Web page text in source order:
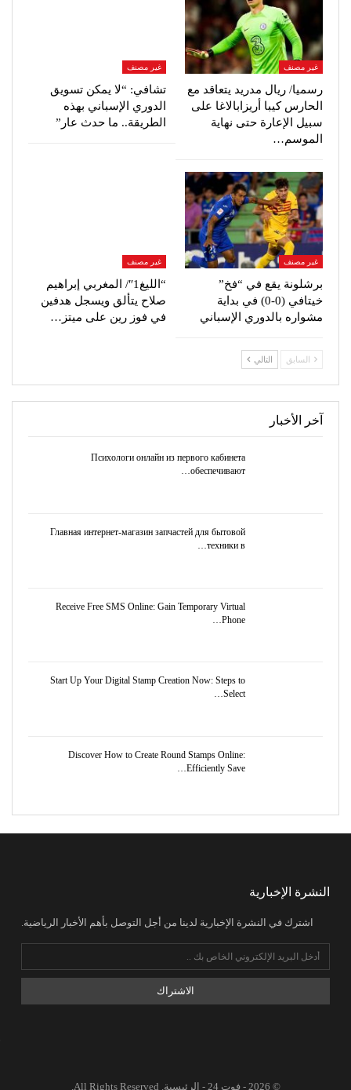
غير مصنف
رسميا/ ريال مدريد يتعاقد مع
الحارس كيبا أريزابالاغا على
سبيل الإعارة حتى نهاية
الموسم…
غير مصنف
تشافي: “لا يمكن تسويق
الدوري الإسباني بهذه
الطريقة.. ما حدث عار”
غير مصنف
برشلونة يقع في “فخ”
خيتافي (0-0) في بداية
مشواره بالدوري الإسباني
غير مصنف
“الليغ1″/ المغربي إبراهيم
صلاح يتألق ويسجل هدفين
في فوز رين على ميتز…
السابق التالي
آخر الأخبار
Психологи онлайн из первого кабинета
обеспечивают…
Главная интернет-магазин запчастей для бытовой
техники в…
Receive Free SMS Online: Gain Temporary Virtual
Phone…
Start Up Your Digital Stamp Creation Now: Steps to
Select…
Discover How to Create Round Stamps Online:
Efficiently Save…
النشرة الإخبارية
اشترك في النشرة الإخبارية لدينا من أجل التوصل بأهم الأخبار الرياضية.
الاشتراك
© 2026 - فوت 24 - الرئيسية. All Rights Reserved.